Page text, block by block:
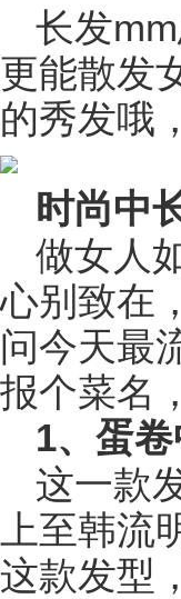
长发
更能散发
的秀发哦
时尚中
做女人
心别致在
问今天最
报个菜名
1、蛋
这一款
上至韩
这款发型